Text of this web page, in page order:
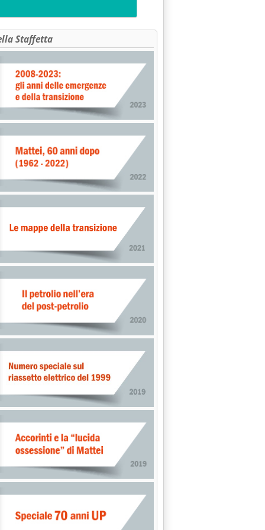
PAGAMENTO DIFFERITO'
ALLE REGIONI SULLA DISTRIBUZIONE CARBURANTI'
AI PIANI LOCALI'
1997 alle 0.0.
Staffetta